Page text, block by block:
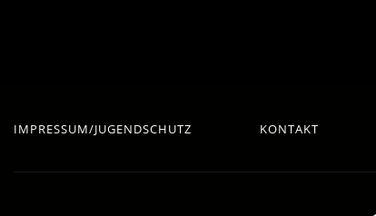
IMPRESSUM/JUGENDSCHUTZ KONTAKT